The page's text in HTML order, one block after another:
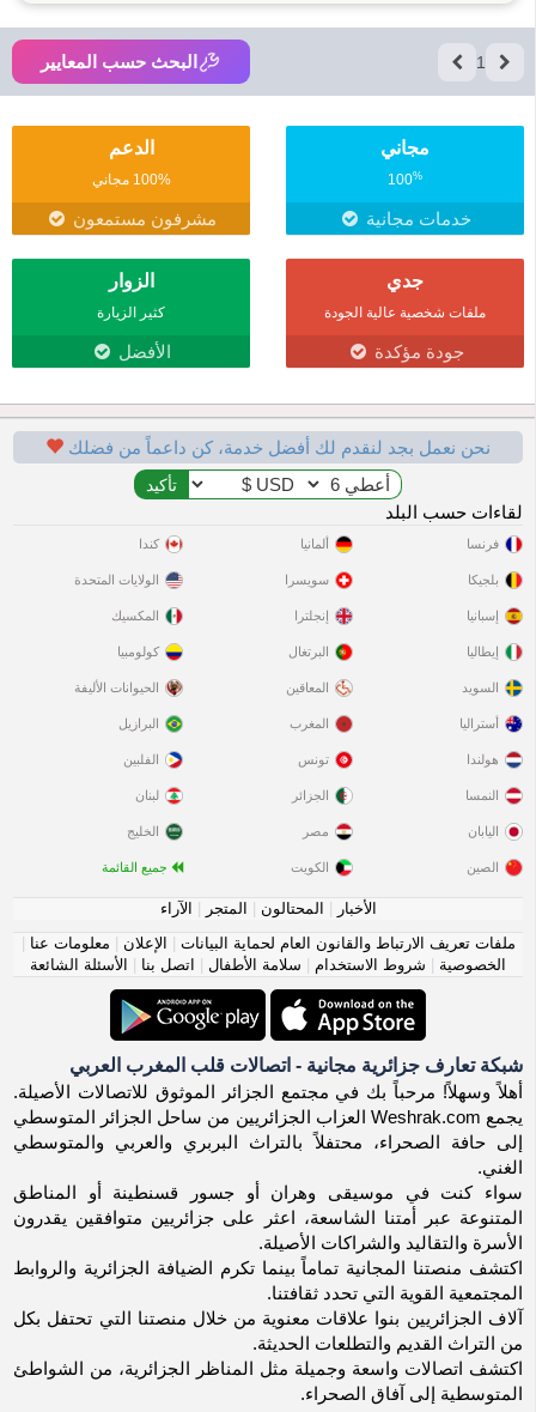
1 البحث حسب المعايير
مجاني
100%
خدمات مجانية
الدعم
100% مجاني
مشرفون مستمعون
جدي
ملفات شخصية عالية الجودة
جودة مؤكدة
الزوار
كثير الزيارة
الأفضل
نحن نعمل بجد لنقدم لك أفضل خدمة، كن داعماً من فضلك
لقاءات حسب البلد
فرنسا
بلجيكا
إسبانيا
إيطاليا
السويد
ألمانيا
سويسرا
إنجلترا
البرتغال
المعاقين
كندا
الولايات المتحدة
المكسيك
كولومبيا
الحيوانات الأليفة
أستراليا
هولندا
النمسا
اليابان
الصين
المغرب
تونس
الجزائر
مصر
الكويت
البرازيل
الفلبين
لبنان
الخليج
جميع القائمة
الأخبار المحتالون المتجر
الآراء
ملفات تعريف الارتباط والقانون العام لحماية البيانات
الإعلان معلومات عنا
الخصوصية
شروط الاستخدام سلامة الأطفال اتصل بنا الأسئلة الشائعة
شبكة تعارف جزائرية مجانية - اتصالات قلب المغرب العربي
أهلاً وسهلاً! مرحباً بك في مجتمع الجزائر الموثوق للاتصالات الأصيلة.
يجمع Weshrak.com العزاب الجزائريين من ساحل الجزائر المتوسطي
إلى حافة الصحراء، محتفلاً بالتراث البربري والعربي والمتوسطي
الغني.
سواء كنت في موسيقى وهران أو جسور قسنطينة أو المناطق
المتنوعة عبر أمتنا الشاسعة، اعثر على جزائريين متوافقين يقدرون
الأسرة والتقاليد والشراكات الأصيلة.
اكتشف منصتنا المجانية تماماً بينما تكرم الضيافة الجزائرية والروابط
المجتمعية القوية التي تحدد ثقافتنا.
آلاف الجزائريين بنوا علاقات معنوية من خلال منصتنا التي تحتفل بكل
من التراث القديم والتطلعات الحديثة.
اكتشف اتصالات واسعة وجميلة مثل المناظر الجزائرية، من الشواطئ
المتوسطية إلى آفاق الصحراء.